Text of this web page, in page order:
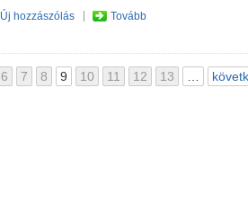
Új hozzászólás Tovább
6 7 8 9 10 11 12 13